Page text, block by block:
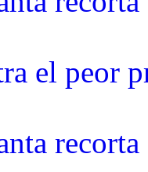
el peor